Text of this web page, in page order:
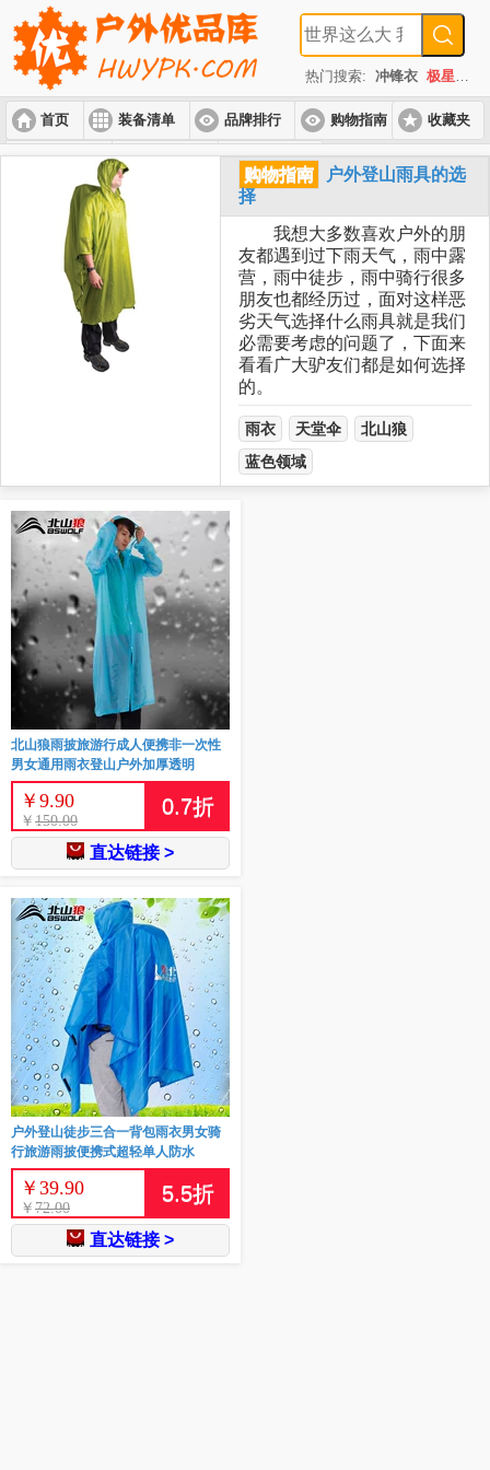
热门搜索: 冲锋衣 极星
首页 装备清单 品牌排行 购物指南
入门套装 进阶套装 高端套装
收藏夹
购物指南
户外登山雨具的选
择
我想大多数喜欢户外的朋
友都遇到过下雨天气，雨中露
营，雨中徒步，雨中骑行很多
朋友也都经历过，面对这样恶
劣天气选择什么雨具就是我们
必需要考虑的问题了，下面来
看看广大驴友们都是如何选择
的。
雨衣 天堂伞
北山狼
蓝色领域
北山狼雨披旅游行成人便携非一次性
男女通用雨衣登山户外加厚透明
￥ 9.90
￥ 150.00
0.7折
直达链接 >
户外登山徒步三合一背包雨衣男女骑
行旅游雨披便携式超轻单人防水
￥ 39.90
￥ 72.00
5.5折
直达链接 >